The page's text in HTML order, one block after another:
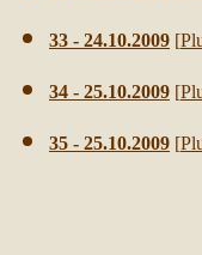
33 - 24.10.2009 [
34 - 25.10.2009 [
35 - 25.10.2009 [